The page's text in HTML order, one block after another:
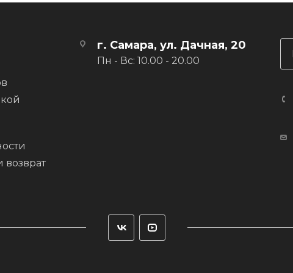
вшитые в коленные, бедренные и поясные панели
под рукой
застегивать брюки с курткой
возврат
г. Самара, ул. Дачная, 20
Пн - Вс: 10.00 - 20.00